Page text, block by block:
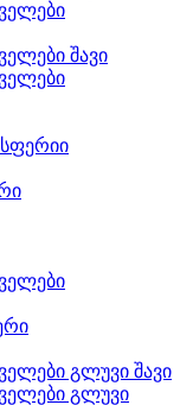
შავი
გლუვი შავი
გლუვი